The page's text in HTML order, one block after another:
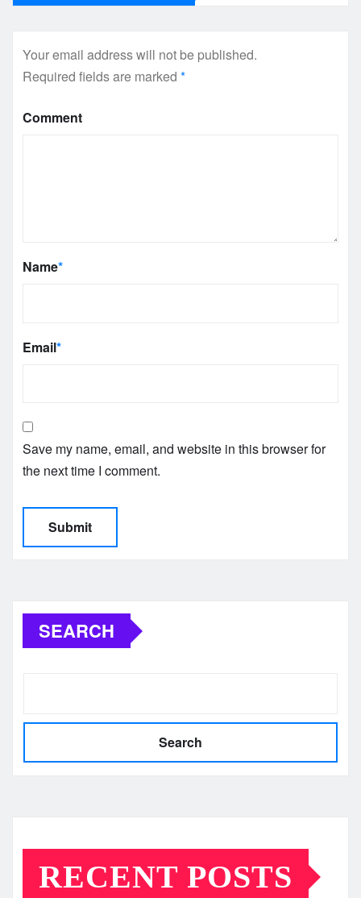
Your email address will not be published.
Required fields are marked *
Comment
Name*
Email*
Save my name, email, and website in this browser for
the next time I comment.
SEARCH
Search
RECENT POSTS